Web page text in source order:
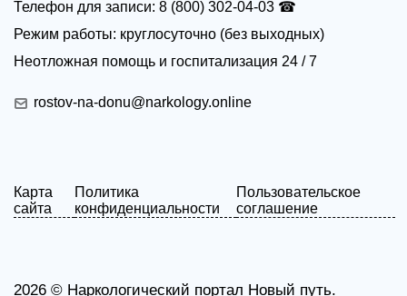
Телефон для записи: 8 (800) 302-04-03 ☎
Режим работы: круглосуточно (без выходных)
Неотложная помощь и госпитализация 24 / 7
rostov-na-donu@narkology.online
Карта
сайта
Политика
конфиденциальности
Пользовательское
соглашение
2026 © Наркологический портал Новый путь.